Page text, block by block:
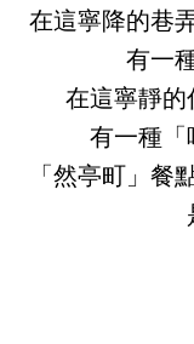
在這寧降的巷
有一
在這寧靜
有一種「
「然亭町」餐